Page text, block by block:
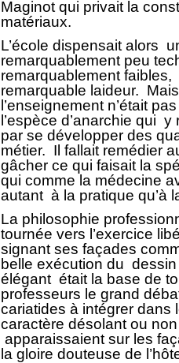
Maginot qui privait la
matériaux.
L’école dispensait alors
remarquablement peu
remarquablement faibles,
remarquable laideur.
l’enseignement n’était
l’espèce d’anarchie qui y
par se développer des
métier. Il fallait remédier
gâcher ce qui faisait la
qui comme la médecine
autant à la pratique qu’à
La philosophie
tournée vers l’exercice
signant ses façades
belle exécution du
élégant était la base de
professeurs le grand
cariatides à intégrer dans
caractère désolant ou
apparaissaient sur les
la gloire douteuse de